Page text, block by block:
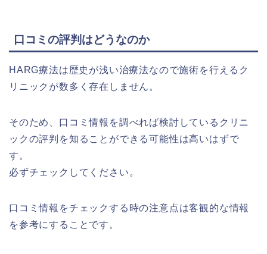
口コミの評判はどうなのか
HARG療法は歴史が浅い治療法なので施術を行えるク
リニックが数多く存在しません。
そのため、口コミ情報を調べれば検討しているクリニ
ックの評判を知ることができる可能性は高いはずで
す。
必ずチェックしてください。
口コミ情報をチェックする時の注意点は客観的な情報
を参考にすることです。